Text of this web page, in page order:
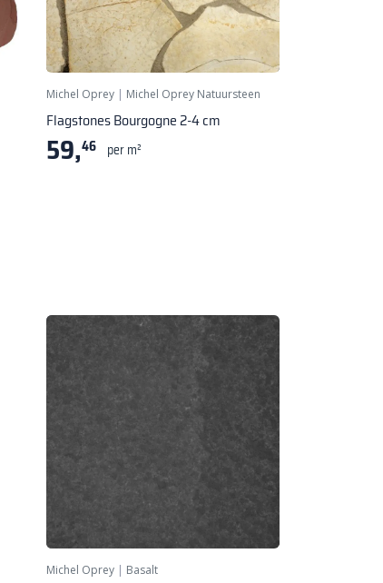
Michel Oprey | Michel Oprey Natuursteen
Flagstones Bourgogne 2-4 cm
59,46 per m²
Michel Oprey | Basalt